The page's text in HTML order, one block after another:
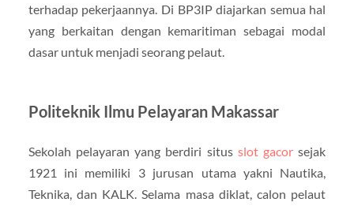
terhadap pekerjaannya. Di BP3IP diajarkan semua hal
yang berkaitan dengan kemaritiman sebagai modal
dasar untuk menjadi seorang pelaut.
Politeknik Ilmu Pelayaran Makassar
Sekolah pelayaran yang berdiri situs slot gacor sejak
1921 ini memiliki 3 jurusan utama yakni Nautika,
Teknika, dan KALK. Selama masa diklat, calon pelaut